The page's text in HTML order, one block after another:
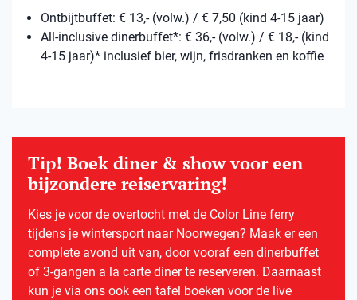
Ontbijtbuffet: € 13,- (volw.) / € 7,50 (kind 4-15 jaar)
All-inclusive dinerbuffet*: € 36,- (volw.) / € 18,- (kind
4-15 jaar)* inclusief bier, wijn, frisdranken en koffie
Tip! Boek diner & show voor een
bijzondere reiservaring!
Kies je voor de overtocht met de Color Line ferry
tijdens je wintersport naar Noorwegen? Maak er een
complete avond uit van, door vooraf een dinerbuffet
of 3-gangen a la carte diner te reserveren. Daarnaast
kun je via ons ook een tafel boeken voor de live